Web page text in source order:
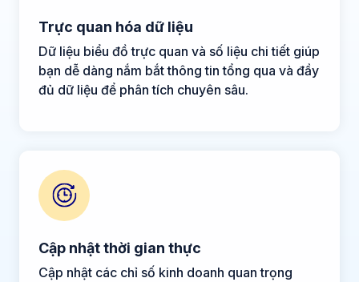
Trực quan hóa dữ liệu
Dữ liệu biểu đồ trực quan và số liệu chi tiết giúp
bạn dễ dàng nắm bắt thông tin tổng qua và đầy
đủ dữ liệu để phân tích chuyên sâu.
Cập nhật thời gian thực
Cập nhật các chỉ số kinh doanh quan trọng